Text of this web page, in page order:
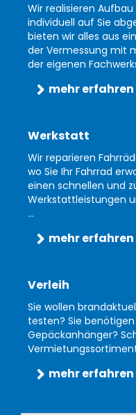
Wir realisieren
individuell auf Sie
bieten wir alles aus
der Vermessung mit
der eigenen
mehr erfahren
Werkstatt
Wir reparieren
wo Sie Ihr Fahrrad
einen schnellen und
Werkstattleistungen
...
mehr erfahren
Verleih
Sie wollen
testen? Sie
Gepäckanhänger?
mehr erfahren